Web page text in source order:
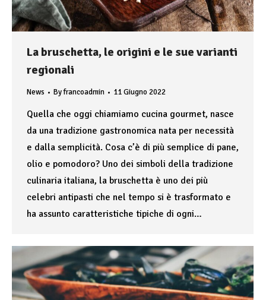
La bruschetta, le origini e le sue varianti
regionali
News Byfrancoadmin 11 Giugno 2022
Quella che oggi chiamiamo cucina gourmet, nasce
da una tradizione gastronomica nata per necessità
e dalla semplicità. Cosa c’è di più semplice di pane,
olio e pomodoro? Uno dei simboli della tradizione
culinaria italiana, la bruschetta è uno dei più
celebri antipasti che nel tempo si è trasformato e
ha assunto caratteristiche tipiche di ogni…